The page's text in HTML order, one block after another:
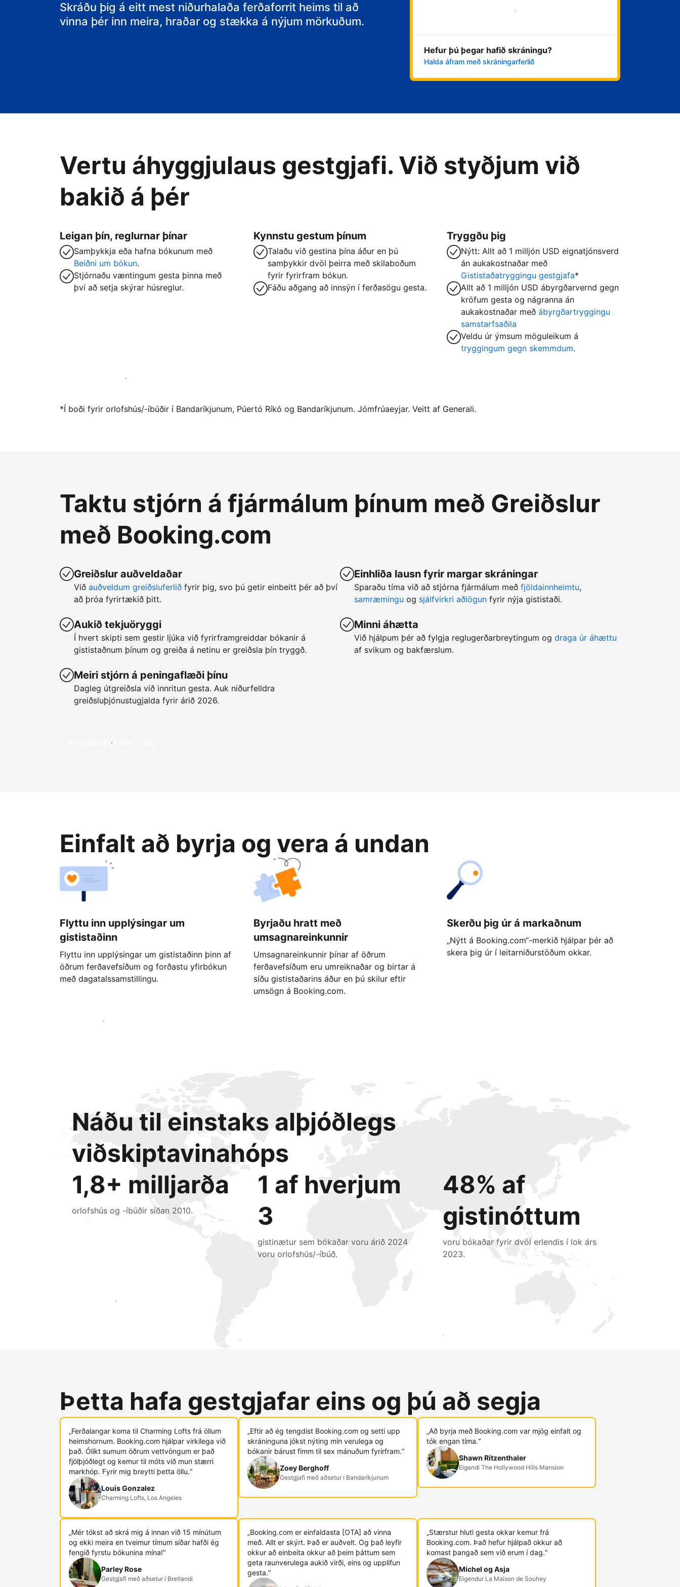
Skráðu þig á eitt mest niðurhalaða ferðaforrit heims til að
vinna þér inn meira, hraðar og stækka á nýjum mörkuðum.
Byrja núna
Hefur þú þegar hafið skráningu?
Halda áfram með skráningarferlið
Vertu áhyggjulaus gestgjafi. Við styðjum við
bakið á þér
Leigan þín, reglurnar þínar
Samþykkja eða hafna bókunum með
Beiðni um bókun.
Stjórnaðu væntingum gesta þinna með
því að setja skýrar húsreglur.
Kynnstu gestum þínum
Talaðu við gestina þína áður en þú
samþykkir dvöl þeirra með skilaboðum
fyrir fyrirfram bókun.
Fáðu aðgang að innsýn í ferðasögu gesta.
Tryggðu þig
Nýtt: Allt að 1 milljón USD eignatjónsverd
án aukakostnaðar með
Gististaðatryggingu gestgjafa*
Allt að 1 milljón USD ábyrgðarvernd gegn
kröfum gesta og nágranna án
aukakostnaðar meðábyrgðartryggingu
samstarfsaðila
Veldu úr ýmsum möguleikum á
tryggingum gegn skemmdum.
Vertu gestgjafi hjá okkur í dag
*Í boði fyrir orlofshús/-íbúðir í Bandaríkjunum, Púertó Ríkó og Bandaríkjunum. Jómfrúaeyjar. Veitt af Generali.
Taktu stjórn á fjármálum þínum með Greiðslur
með Booking.com
Greiðslur auðveldaðar
Við auðveldum greiðsluferlið fyrir þig, svo þú getir einbeitt þér að því
að þróa fyrirtækið þitt.
Aukið tekjuöryggi
Í hvert skipti sem gestir ljúka við fyrirframgreiddar bókanir á
gististaðnum þínum og greiða á netinu er greiðsla þín tryggð.
Meiri stjórn á peningaflæði þínu
Dagleg útgreiðsla við innritun gesta. Auk niðurfelldra
greiðsluþjónustugjalda fyrir árið 2026.
Einhliða lausn fyrir margar skráningar
Sparaðu tíma við að stjórna fjármálum með fjöldainnheimtu,
samræmingu og sjálfvirkri aðlögun fyrir nýja gististaði.
Minni áhætta
Við hjálpum þér að fylgja reglugerðarbreytingum og draga úr áhættu
af svikum og bakfærslum.
Byrjaðu að græða í dag
Einfalt að byrja og vera á undan
Flyttu inn upplýsingar um
gististaðinn
Flyttu inn upplýsingar um gististaðinn þinn af
öðrum ferðavefsíðum og forðastu yfirbókun
með dagatalssamstillingu.
Byrjaðu hratt með
umsagnareinkunnir
Umsagnareinkunnir þínar af öðrum
ferðavefsíðum eru umreiknaðar og birtar á
síðu gististaðarins áður en þú skilur eftir
umsögn á Booking.com.
Skerðu þig úr á markaðnum
„Nýtt á Booking.com“-merkið hjálpar þér að
skera þig úr í leitarniðurstöðum okkar.
Byrjaðu strax í dag
Náðu til einstaks alþjóðlegs
viðskiptavinahóps
1,8+ milljarða
orlofshús og -íbúðir síðan 2010.
1 af hverjum
3
gistinætur sem bókaðar voru árið 2024
voru orlofshús/-íbúð.
48% af
gistinóttum
voru bókaðar fyrir dvöl erlendis í lok árs
2023.
Náðu til nýrra gesta í dag
Þetta hafa gestgjafar eins og þú að segja
„Ferðalangar koma til Charming Lofts frá öllum
heimshornum. Booking.com hjálpar virkilega við
það. Ólíkt sumum öðrum vettvöngum er það
fjölþjóðlegt og kemur til móts við mun stærri
markhóp. Fyrir mig breytti þetta öllu.“
Louis Gonzalez
Charming Lofts, Los Angeles
„Eftir að ég tengdist Booking.com og ​​setti upp
skráninguna jókst nýting mín verulega og
bókanir bárust fimm til sex mánuðum fyrirfram.“
Zoey Berghoff
Gestgjafi með aðsetur í Bandaríkjunum
„Að byrja með Booking.com var mjög einfalt og
tók engan tíma.“
Shawn Ritzenthaler
Eigandi The Hollywood Hills Mansion
„Mér tókst að skrá mig á innan við 15 mínútum
og ekki meira en tveimur tímum síðar hafði ég
fengið fyrstu bókunina mína!“
Parley Rose
Gestgjafi með aðsetur í Bretlandi
„Booking.com er einfaldasta [OTA] að vinna
með. Allt er skýrt. Það er auðvelt. Og það leyfir
okkur að einbeita okkur að þeim þáttum sem
geta raunverulega aukið virði, eins og upplifun
gesta.“
„Stærstur hluti gesta okkar kemur frá
Booking.com. Það hefur hjálpað okkur að
komast þangað sem við erum í dag.“
Michel og Asja
Eigendur La Maison de Souhey